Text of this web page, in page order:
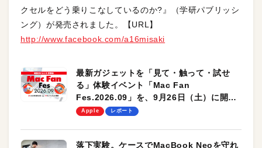
クセルをどう乗りこなしているのか?』（学研パブリッシ
ング）が発売されました。【URL】
http://www.facebook.com/a16misaki
最新ガジェットを「見て・触って・試せ
る」体験イベント「Mac Fan
Fes.2026.09」を、9月26日（土）に開催
します！
Apple レポート
落下実験。ケースでMacBook Neoを守れ